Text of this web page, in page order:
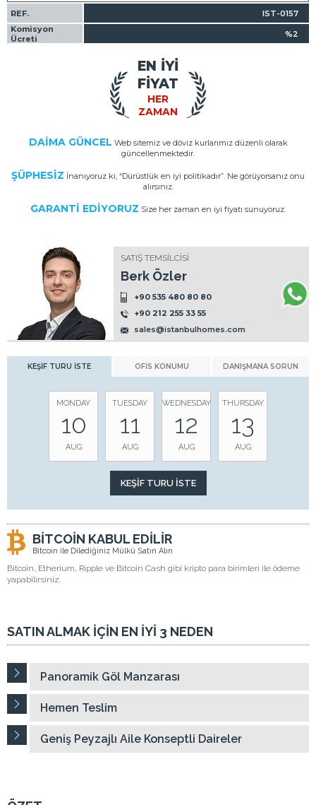
REF.
IST-0157
Komisyon
Ücreti
%2
HER
ZAMAN
EN İYİ
FİYAT
DAİMA GÜNCEL Web sitemiz ve döviz kurlarımız düzenli olarak
güncellenmektedir.
ŞÜPHESİZ İnanıyoruz ki, “Dürüstlük en iyi politikadır”. Ne görüyorsanız onu
alırsınız.
GARANTİ EDİYORUZ Size her zaman en iyi fiyatı sunuyoruz.
SATIŞ TEMSİLCİSİ
Berk Özler
+90 535 480 80 80
+90 212 255 33 55
sales@istanbulhomes.com
KEŞİF TURU İSTE OFİS KONUMU DANIŞMANA SORUN
MONDAY
10
AUG
TUESDAY
11
AUG
WEDNESDAY
12
AUG
THURSDAY
13
AUG
BİTCOİN KABUL EDİLİR
Bitcoin ile Dilediğiniz Mülkü Satın Alın
Bitcoin, Etherium, Ripple ve Bitcoin Cash gibi kripto para birimleri ile ödeme
yapabilirsiniz.
SATIN ALMAK İÇİN EN İYİ 3 NEDEN
Panoramik Göl Manzarası
Hemen Teslim
Geniş Peyzajlı Aile Konseptli Daireler